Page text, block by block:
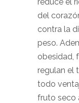
del
contra la
peso.
obesidad,
regulan el
todo
fruto seco